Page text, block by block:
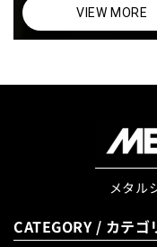
VIEW MORE
メタル
CATEGORY / カテゴ